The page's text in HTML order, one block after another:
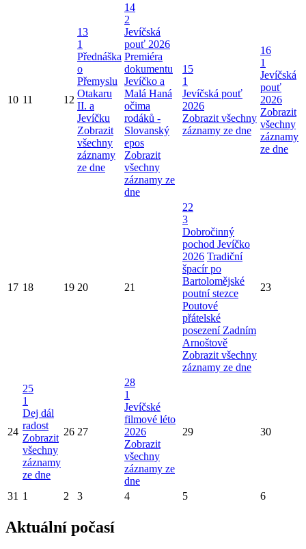
10 11 12
13
1
Přednáška
o
Přemyslu
Otakaru
II. a
Jevíčku
Zobrazit
všechny
záznamy
ze dne
14
2
Jevíčská
pouť 2026
Premiéra
dokumentu
Jevíčko a
Malá Haná
očima
rodáků -
Slovanský
epos
Zobrazit
všechny
záznamy ze
dne
15
1
Jevíčská pouť
2026
Zobrazit všechny
záznamy ze dne
16
1
Jevíčská
pouť
2026
Zobrazit
všechny
záznamy
ze dne
17 18 19 20 21
22
3
Dobročinný
pochod Jevíčko
2026 Tradiční
špacír po
Bartolomějské
poutní stezce
Poutové
přátelské
posezení Zadním
Arnoštově
Zobrazit všechny
záznamy ze dne
23
24
25
1
Dej dál
radost
Zobrazit
všechny
záznamy
ze dne
26 27
28
1
Jevíčské
filmové léto
2026
Zobrazit
všechny
záznamy ze
dne
29 30
31 1 2 3 4 5 6
Aktuální počasí